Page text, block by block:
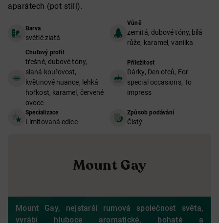
aparátech (pot still).
Barva
světlě zlatá
Vůně
zemitá, dubové tóny, bílá
růže, karamel, vanilka
Chuťový profil
třešně, dubové tóny,
slaná kouřovost,
květinové nuance, lehká
hořkost, karamel, červené
ovoce
Příležitost
Dárky, Den otců, For
special occasions, To
impress
Specializace
Limitovaná edice
Způsob podávání
Čístý
Mount Gay
Mount Gay, nejstarší rumová společnost světa,
vyrábí hluboce aromatické, bohaté a